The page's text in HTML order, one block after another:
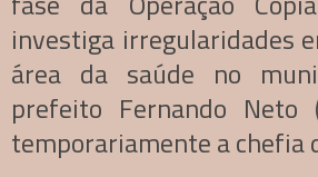
investiga irregularidades
área da saúde no
prefeito Fernando Neto
temporariamente a chefia